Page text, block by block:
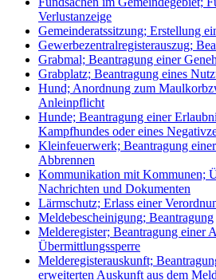
Verlustanzeige
Gemeinderatssitzung; Erstellung
Gewerbezentralregisterauszug;
Grabmal; Beantragung einer
Grabplatz; Beantragung eines
Hund; Anordnung zum
Anleinpflicht
Hunde; Beantragung einer
Kampfhundes oder eines
Kleinfeuerwerk; Beantragung
Abbrennen
Kommunikation mit Kommunen;
Nachrichten und Dokumenten
Lärmschutz; Erlass einer
Meldebescheinigung; Beantragung
Melderegister; Beantragung einer
Übermittlungssperre
Melderegisterauskunft;
erweiterten Auskunft aus dem